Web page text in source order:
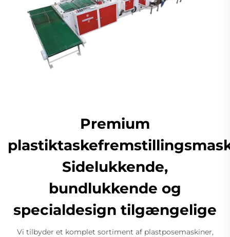
Premium
Sidelukkende,
bundlukkende og
specialdesign tilgængelige
Vi tilbyder et komplet sortiment af plastposemaskiner,